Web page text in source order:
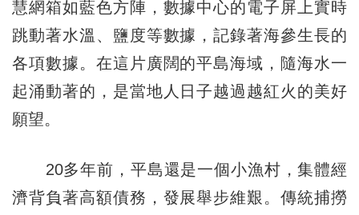
慧網箱如藍色方陣，數據中心的電子屏上實時
跳動著水溫、鹽度等數據，記錄著海參生長的
各項數據。在這片廣闊的平島海域，隨海水一
起涌動著的，是當地人日子越過越紅火的美好
願望。
20多年前，平島還是一個小漁村，集體經
濟背負著高額債務，發展舉步維艱。傳統捕撈